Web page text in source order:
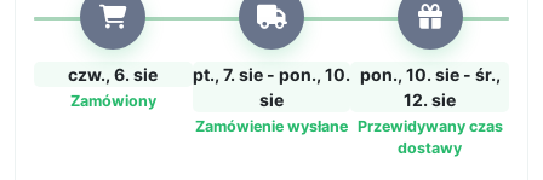
czw., 6. sie
Zamówiony
pt., 7. sie - pon., 10.
sie
Zamówienie wysłane
pon., 10. sie - śr.,
12. sie
Przewidywany czas
dostawy